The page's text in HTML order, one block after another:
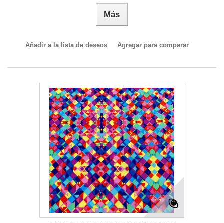
Más
Añadir a la lista de deseos Agregar para comparar